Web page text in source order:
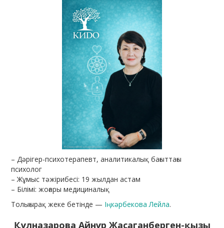
– Дәрігер-психотерапевт, аналитикалық бағыттағы
психолог
– Жұмыс тәжірибесі: 19 жылдан астам
– Білімі: жоғары медициналық
Толығырақ жеке бетінде — Іңкәрбекова Лейла.
Құлназарова Айнұр Жасаганберген-қызы